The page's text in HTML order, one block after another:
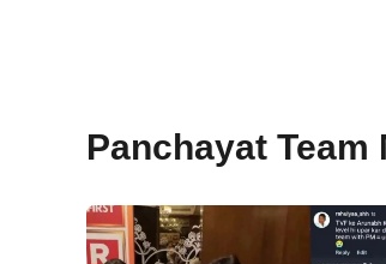
Panchayat Team